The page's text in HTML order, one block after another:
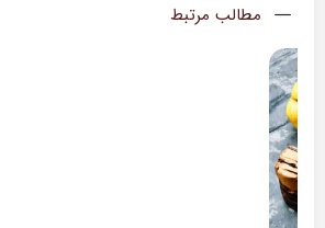
مطالب مرتبط
دمنوش
خواص و مضرات گیاه به لیمو